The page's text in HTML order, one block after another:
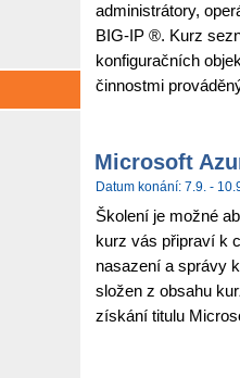
administrátory,
BIG-IP ®. Kurz
konfiguračních
činnostmi
Microsoft
Datum konání: 7.9. -
Školení je možné
kurz vás připraví k
nasazení a správy
složen z obsahu
získání titulu